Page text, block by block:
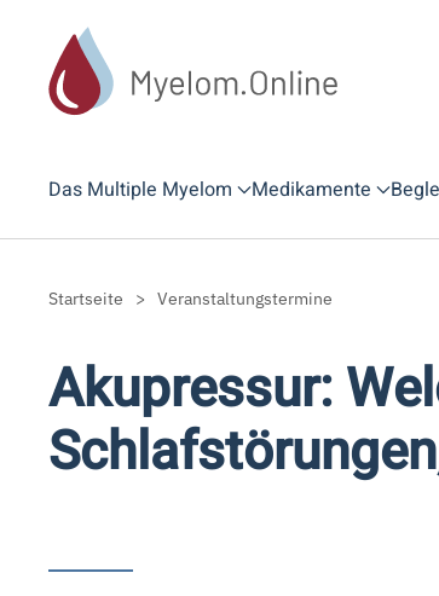
Zum Hauptinhalt springen
Das Multiple Myelom Medikamente
Startseite Veranstaltungstermine
Akupressur: